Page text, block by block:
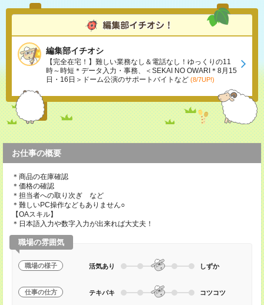
編集部イチオシ
【完全在宅！】難しい業務なし＆電話なし！ゆっくりの11
時～時短＊データ入力・事務、＜SEKAI NO OWARI＊8月15
日・16日＞ドーム公演のサポートバイトなど (8/7UP!)
お仕事の概要
＊商品の在庫確認
＊価格の確認
＊担当者への取り次ぎ など
＊難しいPC操作などもありません○
【OAスキル】
＊日本語入力や数字入力が出来れば大丈夫！
職場の雰囲気
職場の様子 活気あり しずか
仕事の仕方 テキパキ コツコツ